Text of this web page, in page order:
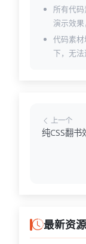
所有代
演示效果
代码素
下，无法
上一个
纯CSS翻
最新资源